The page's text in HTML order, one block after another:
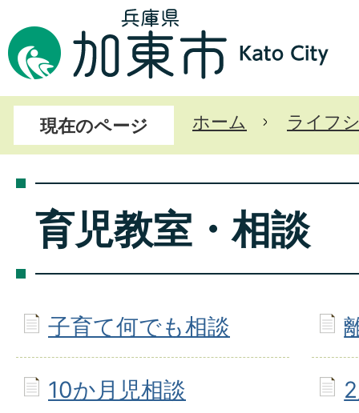
現在のページ ホーム ライフ
育児教室・相談
子育て何でも相談
10か月児相談